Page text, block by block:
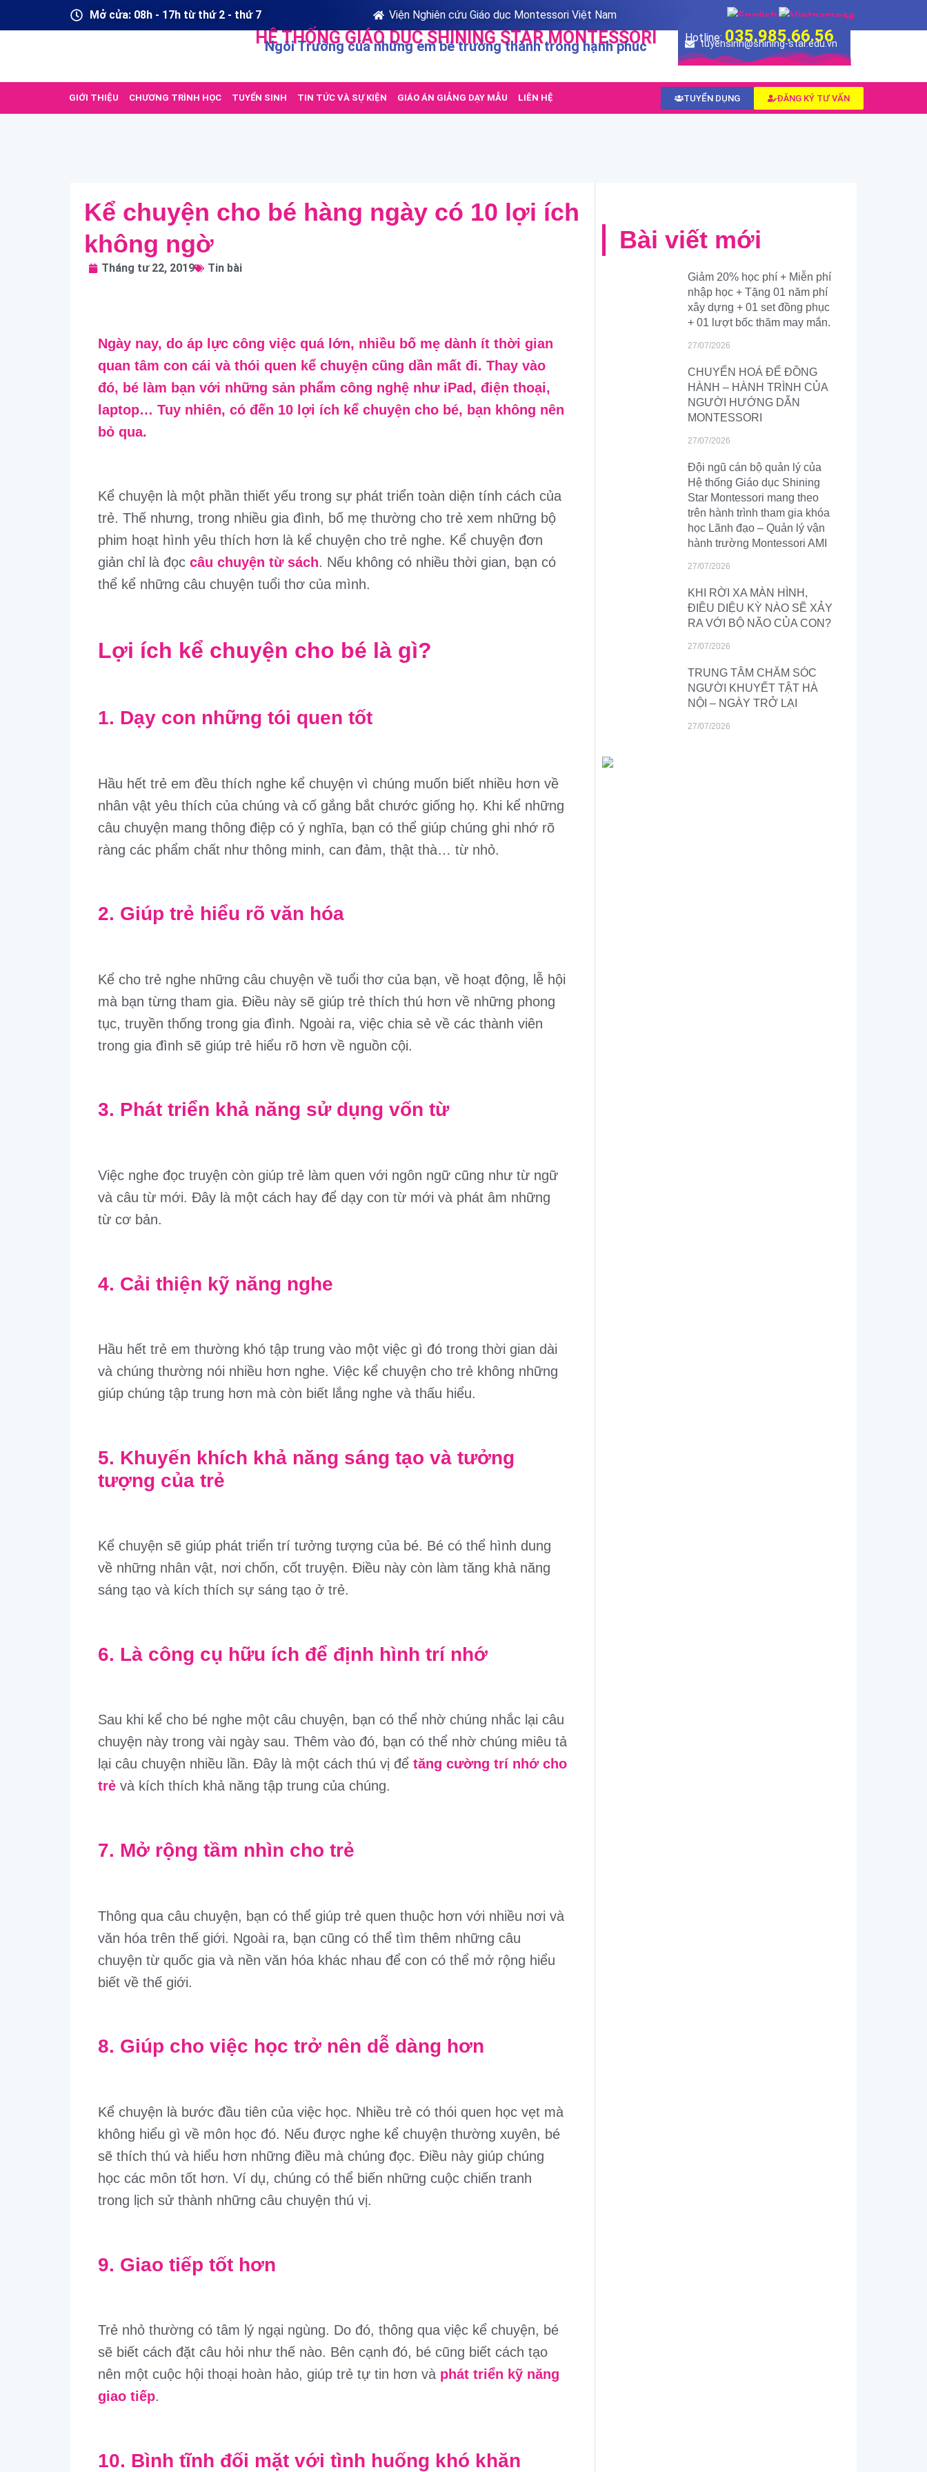
Mở cửa: 08h - 17h từ thứ 2 - thứ 7 Viện Nghiên cứu Giáo dục Montessori Việt Nam
HỆ THỐNG GIÁO DỤC SHINING STAR MONTESSORI
Ngôi Trường của những em bé trưởng thành trong hạnh phúc
Hotline: 035.985.66.56
tuyensinh@shining-star.edu.vn
GIỚI THIỆU CHƯƠNG TRÌNH HỌC TUYỂN SINH TIN TỨC VÀ SỰ KIỆN GIÁO ÁN GIẢNG DẠY MẪU LIÊN HỆ ĐĂNG KÝ TƯ VẤN
TUYỂN DỤNG
Bài viết mới
Giảm 20% học phí + Miễn phí
nhập học + Tặng 01 năm phí
xây dựng + 01 set đồng phục
+ 01 lượt bốc thăm may mắn.
27/07/2026
CHUYỂN HOÁ ĐỂ ĐỒNG
HÀNH – HÀNH TRÌNH CỦA
NGƯỜI HƯỚNG DẪN
MONTESSORI
27/07/2026
Đội ngũ cán bộ quản lý của
Hệ thống Giáo dục Shining
Star Montessori mang theo
trên hành trình tham gia khóa
học Lãnh đạo – Quản lý vận
hành trường Montessori AMI
27/07/2026
KHI RỜI XA MÀN HÌNH,
ĐIỀU DIỆU KỲ NÀO SẼ XẢY
RA VỚI BỘ NÃO CỦA CON?
27/07/2026
TRUNG TÂM CHĂM SÓC
NGƯỜI KHUYẾT TẬT HÀ
NỘI – NGÀY TRỞ LẠI
27/07/2026
Kể chuyện cho bé hàng ngày có 10 lợi ích
không ngờ
Tháng tư 22, 2019 Tin bài
Ngày nay, do áp lực công việc quá lớn, nhiều bố mẹ dành ít thời gian
quan tâm con cái và thói quen kể chuyện cũng dần mất đi. Thay vào
đó, bé làm bạn với những sản phẩm công nghệ như iPad, điện thoại,
laptop… Tuy nhiên, có đến 10 lợi ích kể chuyện cho bé, bạn không nên
bỏ qua.
Kể chuyện là một phần thiết yếu trong sự phát triển toàn diện tính cách của
trẻ. Thế nhưng, trong nhiều gia đình, bố mẹ thường cho trẻ xem những bộ
phim hoạt hình yêu thích hơn là kể chuyện cho trẻ nghe. Kể chuyện đơn
giản chỉ là đọccâu chuyện từ sách. Nếu không có nhiều thời gian, bạn có
thể kể những câu chuyện tuổi thơ của mình.
Lợi ích kể chuyện cho bé là gì?
1. Dạy con những tói quen tốt
Hầu hết trẻ em đều thích nghe kể chuyện vì chúng muốn biết nhiều hơn về
nhân vật yêu thích của chúng và cố gắng bắt chước giống họ. Khi kể những
câu chuyện mang thông điệp có ý nghĩa, bạn có thể giúp chúng ghi nhớ rõ
ràng các phẩm chất như thông minh, can đảm, thật thà… từ nhỏ.
2. Giúp trẻ hiểu rõ văn hóa
Kể cho trẻ nghe những câu chuyện về tuổi thơ của bạn, về hoạt động, lễ hội
mà bạn từng tham gia. Điều này sẽ giúp trẻ thích thú hơn về những phong
tục, truyền thống trong gia đình. Ngoài ra, việc chia sẻ về các thành viên
trong gia đình sẽ giúp trẻ hiểu rõ hơn về nguồn cội.
3. Phát triển khả năng sử dụng vốn từ
Việc nghe đọc truyện còn giúp trẻ làm quen với ngôn ngữ cũng như từ ngữ
và câu từ mới. Đây là một cách hay để dạy con từ mới và phát âm những
từ cơ bản.
4. Cải thiện kỹ năng nghe
Hầu hết trẻ em thường khó tập trung vào một việc gì đó trong thời gian dài
và chúng thường nói nhiều hơn nghe. Việc kể chuyện cho trẻ không những
giúp chúng tập trung hơn mà còn biết lắng nghe và thấu hiểu.
5. Khuyến khích khả năng sáng tạo và tưởng
tượng của trẻ
Kể chuyện sẽ giúp phát triển trí tưởng tượng của bé. Bé có thể hình dung
về những nhân vật, nơi chốn, cốt truyện. Điều này còn làm tăng khả năng
sáng tạo và kích thích sự sáng tạo ở trẻ.
6. Là công cụ hữu ích để định hình trí nhớ
Sau khi kể cho bé nghe một câu chuyện, bạn có thể nhờ chúng nhắc lại câu
chuyện này trong vài ngày sau. Thêm vào đó, bạn có thể nhờ chúng miêu tả
lại câu chuyện nhiều lần. Đây là một cách thú vị đểtăng cường trí nhớ cho
trẻ và kích thích khả năng tập trung của chúng.
7. Mở rộng tầm nhìn cho trẻ
Thông qua câu chuyện, bạn có thể giúp trẻ quen thuộc hơn với nhiều nơi và
văn hóa trên thế giới. Ngoài ra, bạn cũng có thể tìm thêm những câu
chuyện từ quốc gia và nền văn hóa khác nhau để con có thể mở rộng hiểu
biết về thế giới.
8. Giúp cho việc học trở nên dễ dàng hơn
Kể chuyện là bước đầu tiên của việc học. Nhiều trẻ có thói quen học vẹt mà
không hiểu gì về môn học đó. Nếu được nghe kể chuyện thường xuyên, bé
sẽ thích thú và hiểu hơn những điều mà chúng đọc. Điều này giúp chúng
học các môn tốt hơn. Ví dụ, chúng có thể biến những cuộc chiến tranh
trong lịch sử thành những câu chuyện thú vị.
9. Giao tiếp tốt hơn
Trẻ nhỏ thường có tâm lý ngại ngùng. Do đó, thông qua việc kể chuyện, bé
sẽ biết cách đặt câu hỏi như thế nào. Bên cạnh đó, bé cũng biết cách tạo
nên một cuộc hội thoại hoàn hảo, giúp trẻ tự tin hơn và phát triển kỹ năng
giao tiếp.
10. Bình tĩnh đối mặt với tình huống khó khăn